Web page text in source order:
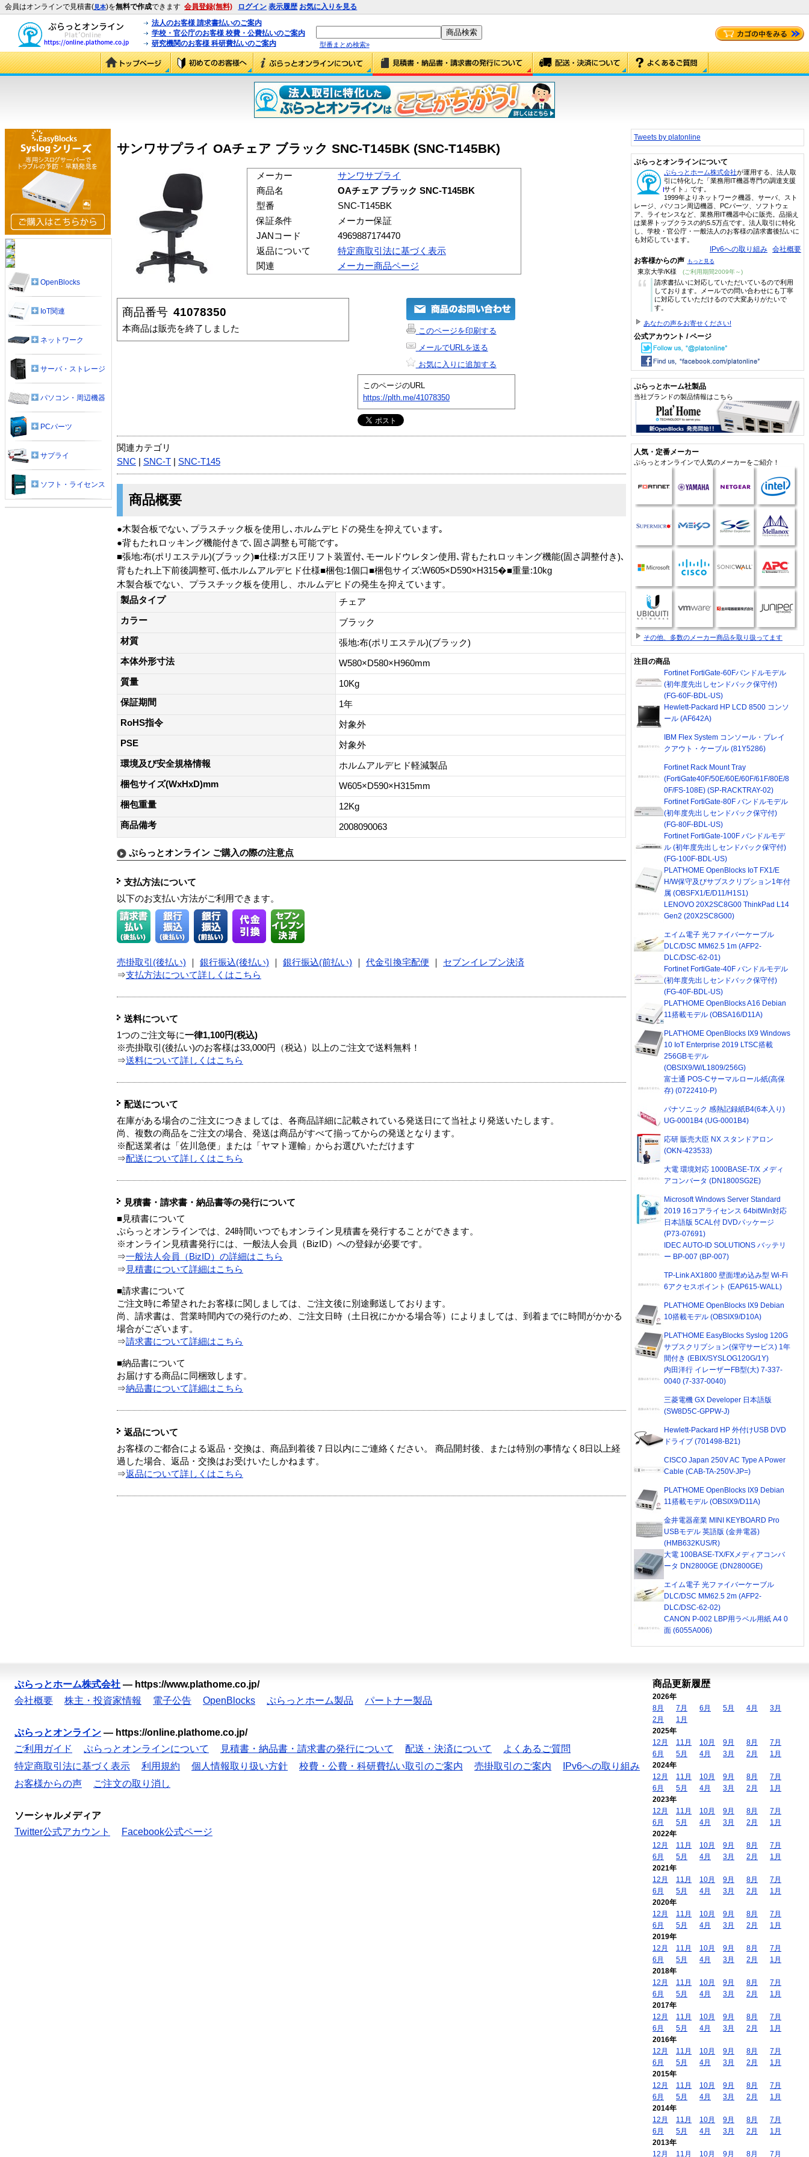
会員はオンラインで見積書(見本)を無料で作成できます 会員登録(無料) ログイン 表示履歴 お気に入りを見る
法人のお客様 請求書払いのご案内
学校・官公庁のお客様 校費・公費払いのご案内
研究機関のお客様 科研費払いのご案内
型番まとめ検索»
サンワサプライ OAチェア ブラック SNC-T145BK (SNC-T145BK)
メーカー
サンワサプライ
商品名
OAチェア ブラック SNC-T145BK
型番
SNC-T145BK
保証条件
メーカー保証
JANコード
4969887174470
返品について
特定商取引法に基づく表示
関連
メーカー商品ページ
商品番号 41078350
本商品は販売を終了しました
このページを印刷する
メールでURLを送る
お気に入りに追加する
このページのURL
https://plth.me/41078350
関連カテゴリ
SNC
SNC-T SNC-T145
商品概要
●木製合板でない､プラスチック板を使用し､ホルムデヒドの発生を抑えています｡
●背もたれロッキング機能付きで､固さ調整も可能です｡
■張地:布(ポリエステル)(ブラック)■仕様:ガス圧リフト装置付､モールドウレタン使用､背もたれロッキング機能(固さ調整付き)､
背もたれ上下前後調整可､低ホルムアルデヒド仕様■梱包:1個口■梱包サイズ:W605×D590×H315�■重量:10kg
木製合板でない、プラスチック板を使用し、ホルムデヒドの発生を抑えています。
製品タイプ
チェア
カラー
ブラック
材質
張地:布(ポリエステル)(ブラック)
本体外形寸法
W580×D580×H960mm
質量
10Kg
保証期間
1年
RoHS指令
対象外
PSE
対象外
環境及び安全規格情報
ホルムアルデヒド軽減製品
梱包サイズ(WxHxD)mm
W605×D590×H315mm
梱包重量
12Kg
商品備考
2008090063
ぷらっとオンライン ご購入の際の注意点
支払方法について
以下のお支払い方法がご利用できます。
売掛取引(後払い) 銀行振込(後払い) 銀行振込(前払い) 代金引換宅配便
セブンイレブン決済
⇒支払方法について詳しくはこちら
送料について
1つのご注文毎に一律1,100円(税込)
※売掛取引(後払い)のお客様は33,000円（税込）以上のご注文で送料無料！
⇒送料について詳しくはこちら
配送について
在庫がある場合のご注文につきましては、各商品詳細に記載されている発送日にて当社より発送いたします。
尚、複数の商品をご注文の場合、発送は商品がすべて揃ってからの発送となります。
※配送業者は「佐川急便」または「ヤマト運輸」からお選びいただけます
⇒配送について詳しくはこちら
見積書・請求書・納品書等の発行について
■見積書について
ぷらっとオンラインでは、24時間いつでもオンライン見積書を発行することができます。
※オンライン見積書発行には、一般法人会員（BizID）への登録が必要です。
⇒一般法人会員（BizID）の詳細はこちら
⇒ 見積書について詳細はこちら
■請求書について
ご注文時に希望されたお客様に関しましては、ご注文後に別途郵送しております。
尚、請求書は、営業時間内での発行のため、ご注文日時（土日祝にかかる場合等）によりましては、到着までに時間がかかる
場合がございます。
⇒請求書について詳細はこちら
■納品書について
お届けする商品に同梱致します。
⇒納品書について詳細はこちら
返品について
お客様のご都合による返品・交換は、商品到着後７日以内にご連絡ください。 商品開封後、または特別の事情なく8日以上経
過した場合、返品・交換はお受けいたしかねます。
⇒返品について詳しくはこちら
OpenBlocks
IoT関連
ネットワーク
サーバ・ストレージ
パソコン・周辺機器
PCパーツ
サプライ
ソフト・ライセンス
Tweets by platonline
ぷらっとオンラインについて
ぷらっとホーム株式会社が運用する、法人取
引に特化した「業務用IT機器専門の調達支援
サイト」です。
1999年よりネットワーク機器、サーバ、スト
レージ、パソコン周辺機器、PCパーツ、ソフトウェ
ア、ライセンスなど、業務用IT機器中心に販売。品揃え
は業界トップクラスの約5.5万点です。法人取引に特化
し、学校・官公庁・一般法人のお客様の請求書後払いに
も対応しています。
IPv6への取り組み 会社概要
お客様からの声 もっと見る
東京大学/K様 (ご利用期間2009年～)
“
請求書払いに対応していただいているので利用
しております。メールでの問い合わせにも丁寧
に対応していただけるので大変ありがたいで
す。
あなたの声をお寄せください!
公式アカウント / ページ
ぷらっとホーム社製品
当社ブランドの製品情報はこちら
人気・定番メーカー
ぷらっとオンラインで人気のメーカーをご紹介！
その他、多数のメーカー商品を取り扱ってます
注目の商品
Fortinet FortiGate-60Fバンドルモデル
(初年度先出しセンドバック保守付)
(FG-60F-BDL-US)
Hewlett-Packard HP LCD 8500 コンソ
ール (AF642A)
IBM Flex System コンソール・ブレイ
クアウト・ケーブル (81Y5286)
Fortinet Rack Mount Tray
(FortiGate40F/50E/60E/60F/61F/80E/8
0F/FS-108E) (SP-RACKTRAY-02)
Fortinet FortiGate-80F バンドルモデル
(初年度先出しセンドバック保守付)
(FG-80F-BDL-US)
Fortinet FortiGate-100F バンドルモデ
ル (初年度先出しセンドバック保守付)
(FG-100F-BDL-US)
PLAT'HOME OpenBlocks IoT FX1/E
H/W保守及びサブスクリプション1年付
属 (OBSFX1/E/D11/H1S1)
LENOVO 20X2SC8G00 ThinkPad L14
Gen2 (20X2SC8G00)
エイム電子 光ファイバーケーブル
DLC/DSC MM62.5 1m (AFP2-
DLC/DSC-62-01)
Fortinet FortiGate-40F バンドルモデル
(初年度先出しセンドバック保守付)
(FG-40F-BDL-US)
PLAT'HOME OpenBlocks A16 Debian
11搭載モデル (OBSA16/D11A)
PLAT'HOME OpenBlocks IX9 Windows
10 IoT Enterprise 2019 LTSC搭載
256GBモデル
(OBSIX9/W/L1809/256G)
富士通 POS-Cサーマルロール紙(高保
存) (0722410-P)
パナソニック 感熱記録紙B4(6本入り)
UG-0001B4 (UG-0001B4)
応研 販売大臣 NX スタンドアロン
(OKN-423533)
大電 環境対応 1000BASE-T/X メディ
アコンバータ (DN1800SG2E)
Microsoft Windows Server Standard
2019 16コアライセンス 64bitWin対応
日本語版 5CAL付 DVDパッケージ
(P73-07691)
IDEC AUTO-ID SOLUTIONS バッテリ
ー BP-007 (BP-007)
TP-Link AX1800 壁面埋め込み型 Wi-Fi
6アクセスポイント (EAP615-WALL)
PLAT'HOME OpenBlocks IX9 Debian
10搭載モデル (OBSIX9/D10A)
PLAT'HOME EasyBlocks Syslog 120G
サブスクリプション(保守サービス) 1年
間付き (EBIX/SYSLOG120G/1Y)
内田洋行 イレーザーFB型(大) 7-337-
0040 (7-337-0040)
三菱電機 GX Developer 日本語版
(SW8D5C-GPPW-J)
Hewlett-Packard HP 外付けUSB DVD
ドライブ (701498-B21)
CISCO Japan 250V AC Type A Power
Cable (CAB-TA-250V-JP=)
PLAT'HOME OpenBlocks IX9 Debian
11搭載モデル (OBSIX9/D11A)
金井電器産業 MINI KEYBOARD Pro
USBモデル 英語版 (金井電器)
(HMB632KUS/R)
大電 100BASE-TX/FXメディアコンバ
ータ DN2800GE (DN2800GE)
エイム電子 光ファイバーケーブル
DLC/DSC MM62.5 2m (AFP2-
DLC/DSC-62-02)
CANON P-002 LBP用ラベル用紙 A4 0
面 (6055A006)
ぷらっとホーム株式会社 — https://www.plathome.co.jp/
会社概要
株主・投資家情報 電子公告 OpenBlocks ぷらっとホーム製品 パートナー製品
ぷらっとオンライン — https://online.plathome.co.jp/
ご利用ガイド
ぷらっとオンラインについて 見積書・納品書・請求書の発行について 配送・決済について
よくあるご質問
特定商取引法に基づく表示
利用規約 個人情報取り扱い方針 校費・公費・科研費払い取引のご案内 売掛取引のご案内
IPv6への取り組み
お客様からの声
ご注文の取り消し
ソーシャルメディア
Twitter公式アカウント
Facebook公式ページ
商品更新履歴
2026年
8月
7月 6月 5月 4月
3月
2月
1月
2025年
12月
11月 10月 9月 8月
7月
6月
5月 4月 3月 2月
1月
2024年
12月
11月 10月 9月 8月
7月
6月
5月 4月 3月 2月
1月
2023年
12月
11月 10月 9月 8月
7月
6月
5月 4月 3月 2月
1月
2022年
12月
11月 10月 9月 8月
7月
6月
5月 4月 3月 2月
1月
2021年
12月
11月 10月 9月 8月
7月
6月
5月 4月 3月 2月
1月
2020年
12月
11月 10月 9月 8月
7月
6月
5月 4月 3月 2月
1月
2019年
12月
11月 10月 9月 8月
7月
6月
5月 4月 3月 2月
1月
2018年
12月
11月 10月 9月 8月
7月
6月
5月 4月 3月 2月
1月
2017年
12月
11月 10月 9月 8月
7月
6月
5月 4月 3月 2月
1月
2016年
12月
11月 10月 9月 8月
7月
6月
5月 4月 3月 2月
1月
2015年
12月
11月 10月 9月 8月
7月
6月
5月 4月 3月 2月
1月
2014年
12月
11月 10月 9月 8月
7月
6月
5月 4月 3月 2月
1月
2013年
12月
11月 10月 9月 8月 7月